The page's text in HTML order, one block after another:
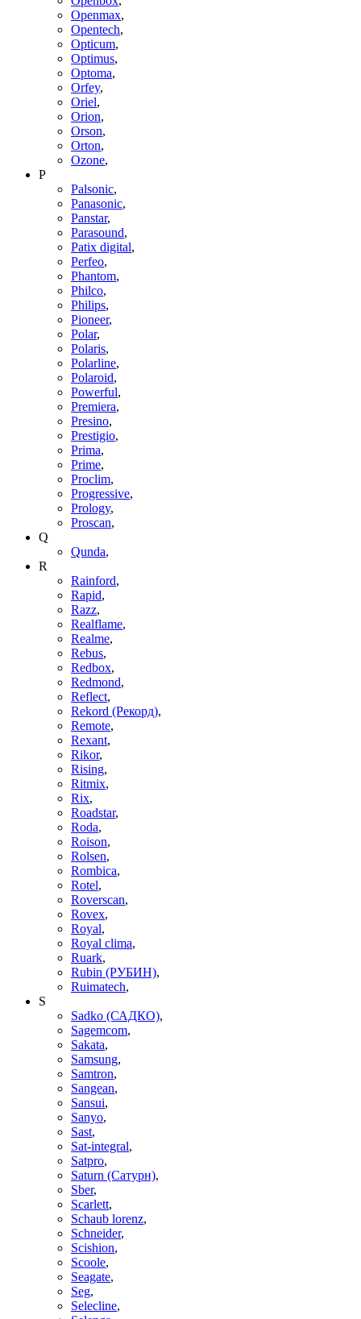
Openmax,
Opentech,
Opticum,
Optimus,
Optoma,
Orfey,
Oriel,
Orion,
Orson,
Orton,
Ozone,
P
Palsonic,
Panasonic,
Panstar,
Parasound,
Patix digital,
Perfeo,
Phantom,
Philco,
Philips,
Pioneer,
Polar,
Polaris,
Polarline,
Polaroid,
Powerful,
Premiera,
Presino,
Prestigio,
Prima,
Prime,
Proclim,
Progressive,
Prology,
Proscan,
Q
Qunda,
R
Rainford,
Rapid,
Razz,
Realflame,
Realme,
Rebus,
Redbox,
Redmond,
Reflect,
Rekord (Рекорд),
Remote,
Rexant,
Rikor,
Rising,
Ritmix,
Rix,
Roadstar,
Roda,
Roison,
Rolsen,
Rombica,
Rotel,
Roverscan,
Rovex,
Royal,
Royal clima,
Ruark,
Rubin (РУБИН),
Ruimatech,
S
Sadko (САДКО),
Sagemcom,
Sakata,
Samsung,
Samtron,
Sangean,
Sansui,
Sanyo,
Sast,
Sat-integral,
Satpro,
Saturn (Сатурн),
Sber,
Scarlett,
Schaub lorenz,
Schneider,
Scishion,
Scoole,
Seagate,
Seg,
Selecline,